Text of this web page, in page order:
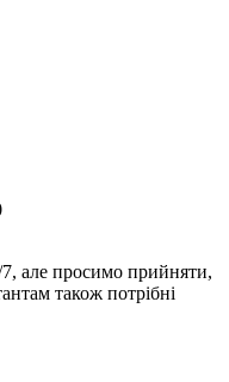
але просимо прийняти,
також потрібні